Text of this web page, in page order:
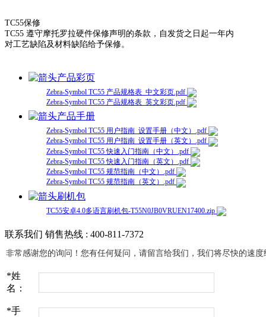
TC55保修
TC55 遵守摩托罗拉硬件保修声明的条款，自发货之日起一年内
对工艺缺陷及材料缺陷给予保修。
产品彩页
Zebra-Symbol TC55 产品规格表_中文彩页.pdf
Zebra-Symbol TC55 产品规格表_英文彩页.pdf
产品手册
Zebra-Symbol TC55 用户指南_设置手册（中文）.pdf
Zebra-Symbol TC55 用户指南_设置手册（英文）.pdf
Zebra-Symbol TC55 快速入门指南（中文）.pdf
Zebra-Symbol TC55 快速入门指南（英文）.pdf
Zebra-Symbol TC55 规范指南（中文）.pdf
Zebra-Symbol TC55 规范指南（英文）.pdf
刷机包
TC55安卓4.0多语言刷机包-T55N0JB0VRUEN17400.zip
联系我们 销售热线 : 400-811-7372
非常感谢您的询问！您有任何疑问，请留言给我们，我们将尽快的速度
*姓
名：
*手